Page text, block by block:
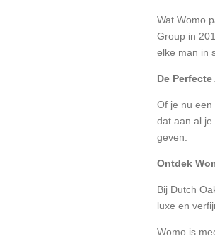
Wat Womo
Group in
elke man in
De
Of je nu
dat aan al je
geven.
Ontdek
Bij Dutch
luxe en
Womo is